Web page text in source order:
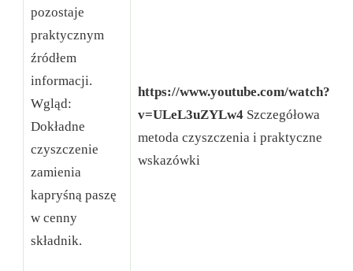
pozostaje
praktycznym
źródłem
informacji.
Wgląd:
Dokładne
czyszczenie
zamienia
kapryśną paszę
w cenny
składnik.
https://www.youtube.com/watch?
v=ULeL3uZYLw4Szczegółowa
metoda czyszczenia i praktyczne
wskazówki